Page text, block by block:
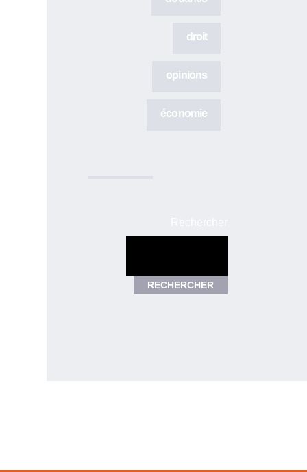
droit
opinions
économie
RECHERCHER